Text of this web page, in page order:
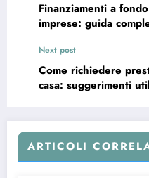
Finanziamenti a
imprese: guida
Next post
Come richiedere
casa: suggerimenti
ARTICOLI